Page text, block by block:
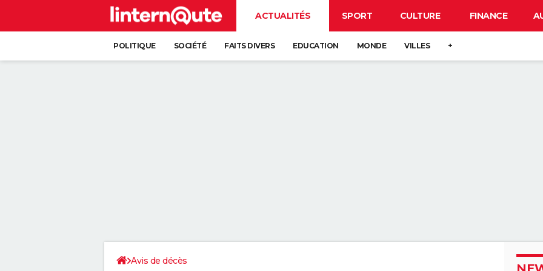
ACTUALITÉS SPORT CULTURE FINANCE
POLITIQUE SOCIÉTÉ FAITS DIVERS EDUCATION MONDE VILLES +
Avis de décès